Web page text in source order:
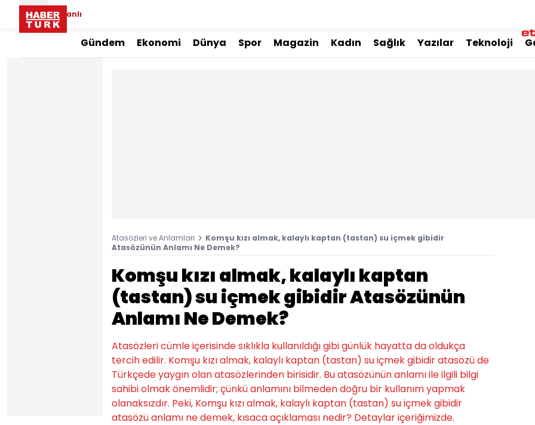
Canlı
Gündem Ekonomi Dünya Spor Magazin Kadın Sağlık Yazılar Teknoloji
Atasözleri ve Anlamlari
Komşu kızı almak, kalaylı kaptan (tastan) su içmek gibidir
Atasözünün Anlamı Ne Demek?
Komşu kızı almak, kalaylı kaptan
(tastan) su içmek gibidir Atasözünün
Anlamı Ne Demek?
Atasözleri cümle içerisinde sıklıkla kullanıldığı gibi günlük hayatta da oldukça
tercih edilir. Komşu kızı almak, kalaylı kaptan (tastan) su içmek gibidir atasözü de
Türkçede yaygın olan atasözlerinden birisidir. Bu atasözünün anlamı ile ilgili bilgi
sahibi olmak önemlidir; çünkü anlamını bilmeden doğru bir kullanım yapmak
olanaksızdır. Peki, Komşu kızı almak, kalaylı kaptan (tastan) su içmek gibidir
atasözü anlamı ne demek, kısaca açıklaması nedir? Detaylar içeriğimizde.